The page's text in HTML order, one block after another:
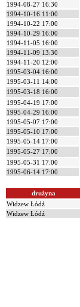
1994-08-27 16:30
1994-10-16 11:00
1994-10-22 17:00
1994-10-29 16:00
1994-11-05 16:00
1994-11-09 13:30
1994-11-20 12:00
1995-03-04 16:00
1995-03-11 14:00
1995-03-18 16:00
1995-04-19 17:00
1995-04-29 16:00
1995-05-07 17:00
1995-05-10 17:00
1995-05-14 17:00
1995-05-27 17:00
1995-05-31 17:00
1995-06-14 17:00
drużyna
Widzew Łódź
Widzew Łódź